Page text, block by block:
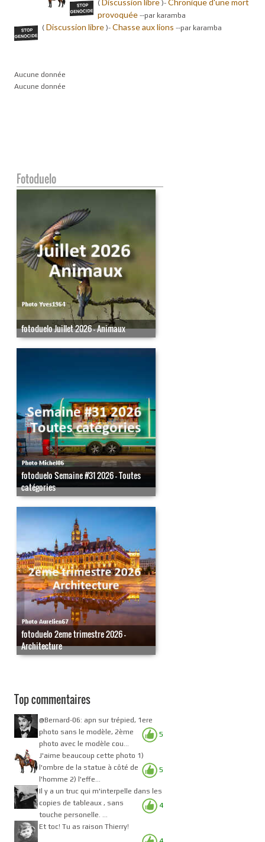
( Discussion libre )- Chronique d'une mort
provoquée --par karamba
( Discussion libre )- Chasse aux lions --par karamba
Aucune donnée
Aucune donnée
Fotoduelo
fotoduelo Juillet 2026 - Animaux
fotoduelo Semaine #31 2026 - Toutes
catégories
fotoduelo 2eme trimestre 2026 -
Architecture
Top commentaires
5
@Bernard-06: apn sur trépied, 1ere
photo sans le modèle, 2ème
photo avec le modèle cou...
5
J'aime beaucoup cette photo 1)
l'ombre de la statue à côté de
l'homme 2) l'effe...
4
Il y a un truc qui m'interpelle dans les
copies de tableaux , sans
touche personelle. ...
Et toc! Tu as raison Thierry!